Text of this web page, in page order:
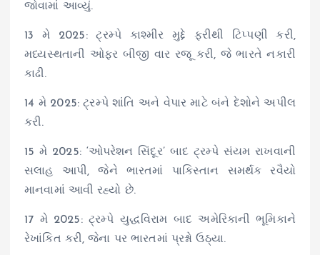
જોવામાં આવ્યું.
13 મે 2025: ટ્રમ્પે કાશ્મીર મુદ્દે ફરીથી ટિપ્પણી કરી,
મધ્યસ્થતાની ઓફર બીજી વાર રજૂ કરી, જે ભારતે નકારી
કાઢી.
14 મે 2025: ટ્રમ્પે શાંતિ અને વેપાર માટે બંને દેશોને અપીલ
કરી.
15 મે 2025: ‘ઓપરેશન સિંદૂર’ બાદ ટ્રમ્પે સંયમ રાખવાની
સલાહ આપી, જેને ભારતમાં પાકિસ્તાન સમર્થક રવૈયો
માનવામાં આવી રહ્યો છે.
17 મે 2025: ટ્રમ્પે યુદ્ધવિરામ બાદ અમેરિકાની ભૂમિકાને
રેખાંકિત કરી, જેના પર ભારતમાં પ્રશ્નો ઉઠ્યા.